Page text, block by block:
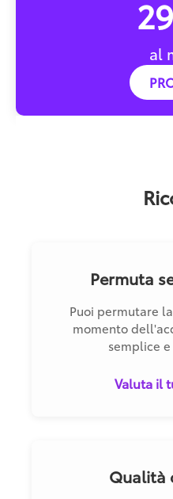
al
Permuta
Puoi permutare
momento
semplice e
Valuta il
Qualità